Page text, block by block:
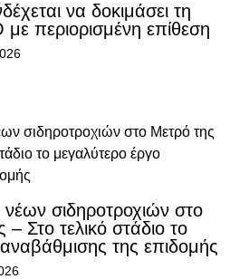
να δοκιμάσει τη
περιορισμένη επίθεση
σιδηροτροχιών στο
Στο τελικό στάδιο το
της επιδομής